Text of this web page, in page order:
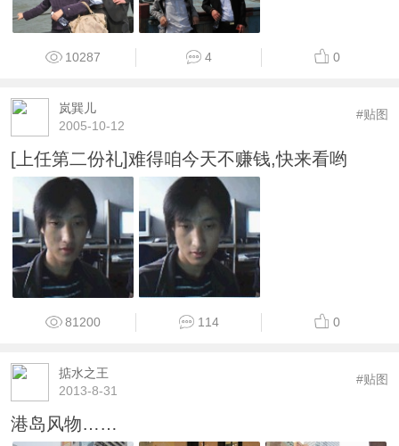
10287 4 0
岚巽儿
2005-10-12
#贴图
[上任第二份礼]难得咱今天不赚钱,快来看哟
81200 114 0
掂水之王
2013-8-31
#贴图
港岛风物……